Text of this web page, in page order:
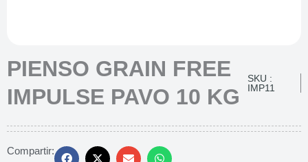
PIENSO GRAIN FREE
IMPULSE PAVO 10 KG
SKU :
IMP11
Compartir: